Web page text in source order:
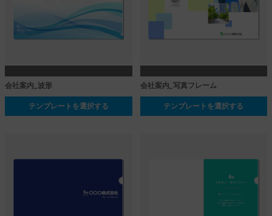
会社案内_波形
テンプレートを選択する
会社案内_写真フレーム
テンプレートを選択する